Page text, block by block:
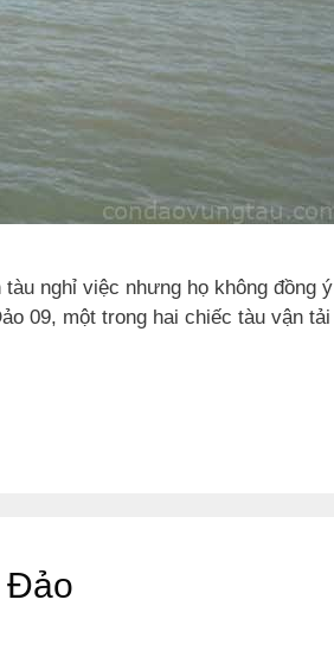
nghỉ việc nhưng họ không đồng
09, một trong hai chiếc tàu vận tải
Đảo